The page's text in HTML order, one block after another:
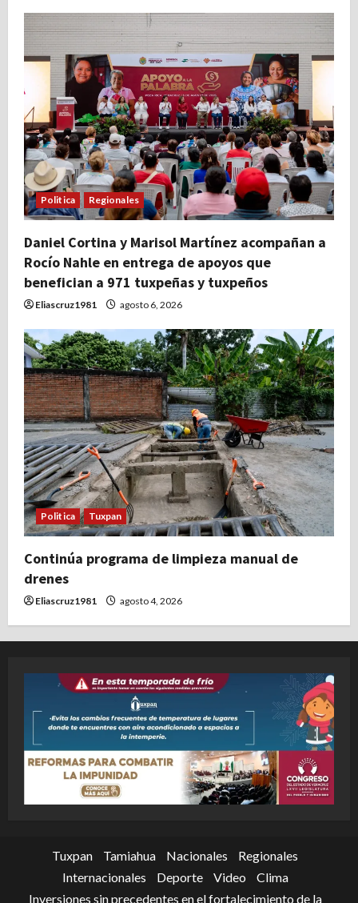
Politica Regionales
Daniel Cortina y Marisol Martínez acompañan a
Rocío Nahle en entrega de apoyos que
benefician a 971 tuxpeñas y tuxpeños
Eliascruz1981 agosto 6, 2026
Politica Tuxpan
Continúa programa de limpieza manual de
drenes
Eliascruz1981 agosto 4, 2026
Tuxpan Tamiahua Nacionales
Regionales
Internacionales
Deporte Video
Clima
Inversiones sin precedentes en el fortalecimiento de la